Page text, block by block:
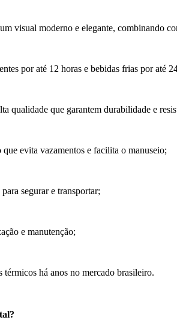
visual moderno e elegante, combinando
por até 12 horas e bebidas frias por até
qualidade que garantem durabilidade e
que evita vazamentos e facilita o manuseio;
segurar e transportar;
e manutenção;
há anos no mercado brasileiro.